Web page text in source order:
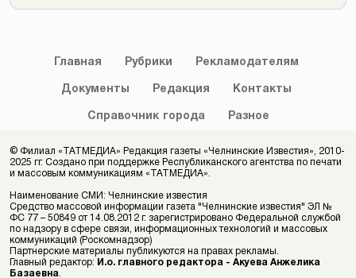
Главная Рубрики Рекламодателям
Документы Редакция Контакты
Справочник города Разное
© Филиал «ТАТМЕДИА» Редакция газеты «Челнинские Известия», 2010-
2025 гг. Создано при поддержке Республиканского агентства по печати
и массовым коммуникациям «ТАТМЕДИА».
Наименование СМИ: Челнинские известия
Средство массовой информации газета "Челнинские известия" ЭЛ №
ФС 77 – 50849 от 14.08.2012 г. зарегистрировано Федеральной службой
по надзору в сфере связи, информационных технологий и массовых
коммуникаций (Роскомнадзор)
Партнерские материалы публикуются на правах рекламы.
Главный редактор: И.о. главного редактора - Акуева Анжелика
Базаевна